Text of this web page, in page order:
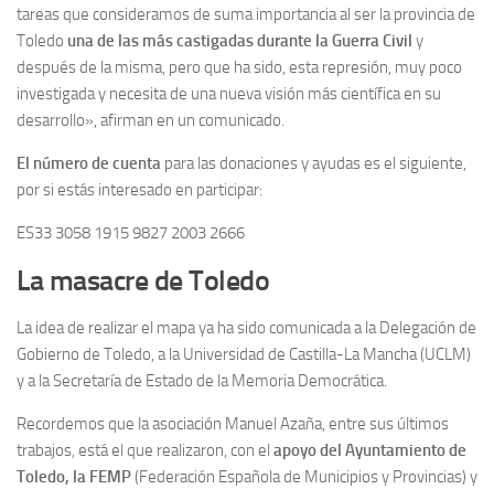
Archivo
Archivo Documental
Biografía
Artículos sobre Manuel Azaña
Biblioteca
Catálogo Biblioteca
Catálogo Hemeroteca
Biblioteca-Novedades
Publicaciones destacadas de nuestra hemeroteca
tareas que consideramos de suma importancia al ser la provincia de
Toledo una de las más castigadas durante la Guerra Civil y
después de la misma, pero que ha sido, esta represión, muy poco
investigada y necesita de una nueva visión más científica en su
desarrollo», afirman en un comunicado.
El número de cuenta para las donaciones y ayudas es el siguiente,
por si estás interesado en participar:
ES33 3058 1915 9827 2003 2666
La masacre de Toledo
La idea de realizar el mapa ya ha sido comunicada a la Delegación de
Gobierno de Toledo, a la Universidad de Castilla-La Mancha (UCLM)
y a la Secretaría de Estado de la Memoria Democrática.
Recordemos que la asociación Manuel Azaña, entre sus últimos
trabajos, está el que realizaron, con el apoyo del Ayuntamiento de
Toledo, la FEMP(Federación Española de Municipios y Provincias) y